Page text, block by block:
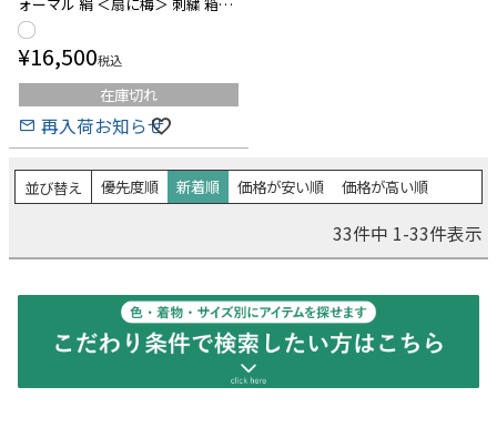
ォーマル 絹 ＜扇に梅＞ 刺繍 箱入
り
¥16,500税込
在庫切れ
再入荷お知らせ
並び替え 優先度順 新着順 価格が安い順 価格が高い順
33件中 1-33件表示
LLサイズ（24.5cm-）
在庫なし商品
在庫なし商品を表示しない
価格
〜
検索